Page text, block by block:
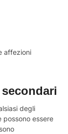
affezioni
degli
essere